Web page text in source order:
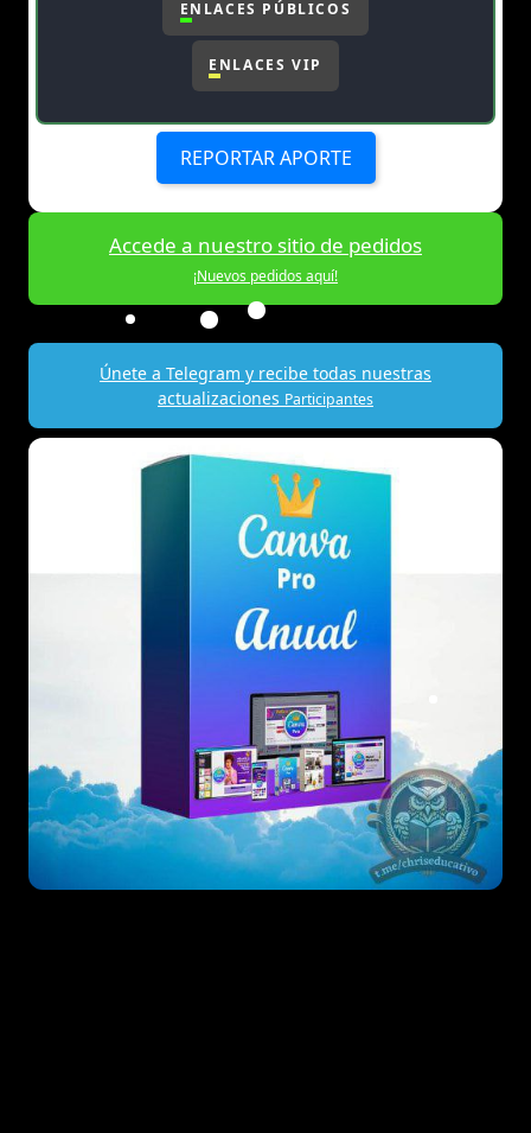
ENLACES PÚBLICOS
ENLACES VIP
REPORTAR APORTE
Accede a nuestro sitio de pedidos
¡Nuevos pedidos aquí!
Únete a Telegram y recibe todas nuestras
actualizaciones Participantes